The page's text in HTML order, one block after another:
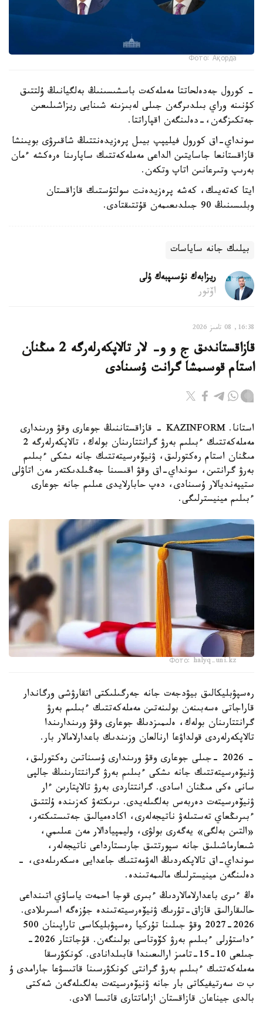
Фото: Ақорда
- كورول جەدەلحاتتا مەملەكەت باسشىسىنىڭ بەلگيانىڭ ۇلتتىق
كۇنىنە وراي بىلدىرگەن جىلى لەبىزىنە شىنايى ريزاشىلىعىن
جەتكىزگەن،-دەلىنگەن اقپاراتتا.
سونداي-اق كورول فيليپپ بيىل پرەزيدەنتتىڭ شاقىرۋى بويىنشا
قازاقستانعا جاسايتىن الداعى مەملەكەتتىك ساپارىنا ەرەكشە ءمان
بەرىپ وتىرعانىن اتاپ وتكەن.
ايتا كەتەيىك، كەشە پرەزيدەنت سولتۇستىك قازاقستان
وبلىسىنىڭ 90 جىلدىعىمەن قۇتتىقتادى.
بيلىك جانە ساياسات
ريزابەك نۇسىپبەك ۇلى
اۆتور
16:38, 08 تامىز 2026
قازاقستاندىق ج و و- لار تالاپكەرلەرگە 2 مىڭنان
استام قوسىمشا گرانت ۇسىنادى
استانا. KAZINFORM - قازاقستاننىڭ جوعارى وقۋ ورىندارى
مەملەكەتتىك ءبىلىم بەرۋ گرانتتارىنان بولەك، تالاپكەرلەرگە 2
مىڭنان استام رەكتورلىق، ۋنيۆەرسيتەتتىك جانە ىشكى ءبىلىم
بەرۋ گرانتىن، سونداي-اق وقۋ اقىسىنا جەڭىلدىكتەر مەن اتاۋلى
ستيپەنديالار ۇسىنادى، دەپ حابارلايدى عىلىم جانە جوعارى
ءبىلىم مينيسترلىگى.
Фото: halyq-uni.kz
رەسپۋبليكالىق بيۋدجەت جانە جەرگىلىكتى اتقارۋشى ورگاندار
قاراجاتى ەسەبىنەن بولىنەتىن مەملەكەتتىك ءبىلىم بەرۋ
گرانتتارىنان بولەك، ەلىمىزدىڭ جوعارى وقۋ ورىندارىندا
تالاپكەرلەردى قولداۋعا ارنالعان وزىندىك باعدارلامالار بار.
- 2026 -جىلى جوعارى وقۋ ورىندارى ۇسىناتىن رەكتورلىق،
ۋنيۆەرسيتەتتىك جانە ىشكى ءبىلىم بەرۋ گرانتتارىنىڭ جالپى
سانى ەكى مىڭنان اسادى. گرانتتاردى بەرۋ تالاپتارىن ءار
ۋنيۆەرسيتەت دەربەس بەلگىلەيدى. ىرىكتەۋ كەزىندە ۇلتتىق
ءبىرىڭعاي تەستىلەۋ ناتيجەلەرى، اكادەميالىق جەتىستىكتەر،
«التىن بەلگى» يەگەرى بولۋى، وليمپيادالار مەن عىلىمي،
شىعارماشىلىق جانە سپورتتىق جارىستارداعى ناتيجەلەر،
سونداي-اق تالاپكەردىڭ الەۋمەتتىك جاعدايى ەسكەرىلەدى، -
دەلىنگەن مينيسترلىك مالىمەتىندە.
ەڭ ءىرى باعدارلامالاردىڭ ءبىرى قوجا احمەت ياساۋي اتىنداعى
حالىقارالىق قازاق-تۇرىك ۋنيۆەرسيتەتىندە جۇزەگە اسىرىلادى.
2026-2027 وقۋ جىلىنا تۇركيا رەسپۋبليكاسى تاراپىنان 500
ءداستۇرلى ءبىلىم بەرۋ كۆوتاسى بولىنگەن. قۇجاتتار 2026-
جىلعى 10-15-تامىز ارالىعىندا قابىلدانادى. كونكۋرسقا
مەملەكەتتىك ءبىلىم بەرۋ گرانتى كونكۋرسىنا قاتىسۋعا جارامدى ۇ
ب ت سەرتيفيكاتى بار جانە ۋنيۆەرسيتەت بەلگىلەگەن شەكتى
بالدى جيناعان قازاقستان ازاماتتارى قاتىسا الادى.